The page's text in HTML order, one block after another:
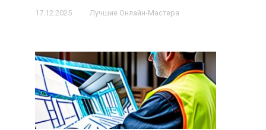
17.12.2025 Лучшие Онлайн-Мастера